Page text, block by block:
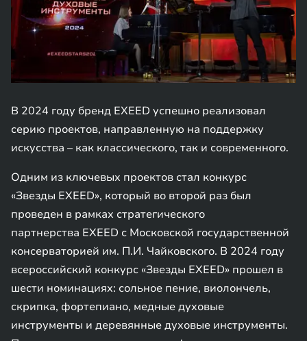
В 2024 году бренд EXEED успешно реализовал
серию проектов, направленную на поддержку
искусства – как классического, так и современного.
Одним из ключевых проектов стал конкурс
«Звезды EXEED», который во второй раз был
проведен в рамках стратегического
партнерства EXEED с Московской государственной
консерваторией им. П.И. Чайковского. В 2024 году
всероссийский конкурс «Звезды EXEED» прошел в
шести номинациях: сольное пение, виолончель,
скрипка, фортепиано, медные духовые
инструменты и деревянные духовые инструменты.